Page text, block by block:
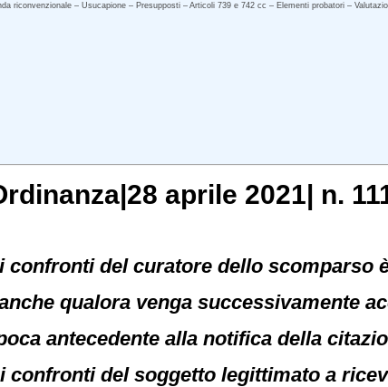
riconvenzionale – Usucapione – Presupposti – Articoli 739 e 742 cc – Elementi probatori –
aprile 2021| n.
del curatore dello scomparso
qualora venga successivamente
antecedente alla notifica della
confronti del soggetto legittimato a